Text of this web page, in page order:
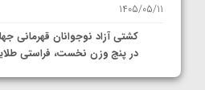
1405/05/11
کشتی آزاد نوجوانان قهرمانی
در پنج وزن نخست، فراستی
1405/05/11